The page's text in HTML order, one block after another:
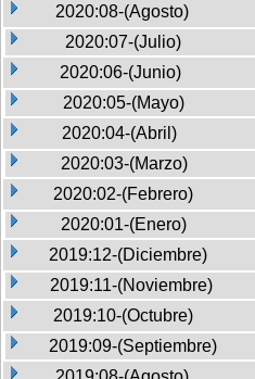
2020:08-(Agosto)
2020:07-(Julio)
2020:06-(Junio)
2020:05-(Mayo)
2020:04-(Abril)
2020:03-(Marzo)
2020:02-(Febrero)
2020:01-(Enero)
2019:12-(Diciembre)
2019:11-(Noviembre)
2019:10-(Octubre)
2019:09-(Septiembre)